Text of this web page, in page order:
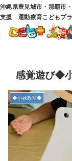
沖縄県豊見城市・那覇市
支援 運動療育こどもプ
感覚遊び◆
◆小禄教室◆